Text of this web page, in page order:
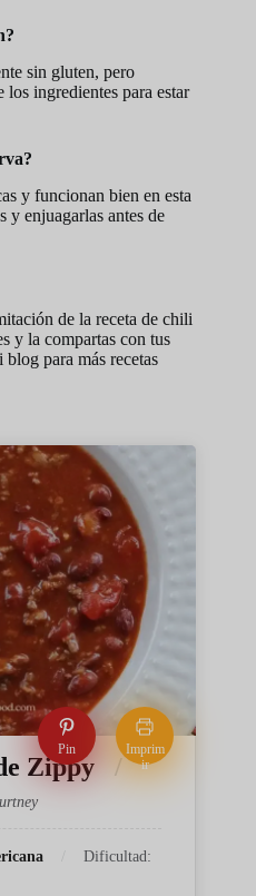
sin gluten, pero
los ingredientes para estar
y funcionan bien en esta
y enjuagarlas antes de
de la receta de chili
y la compartas con tus
para más recetas
Pin
Imprim
ir
Zippy
Dificultad: